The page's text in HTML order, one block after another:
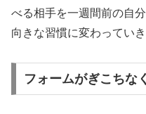
べる相手を一週間前の自
向きな習慣に変わっていき
フォームがぎこちな